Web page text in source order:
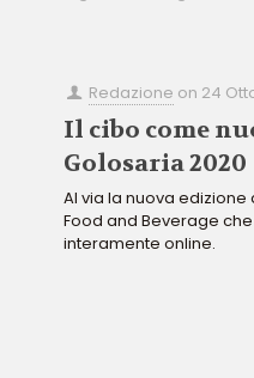
Redazione on 24
Il cibo come
Golosaria 2020
Al via la nuova edizione
Food and Beverage
interamente online.